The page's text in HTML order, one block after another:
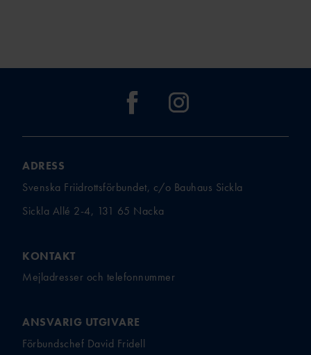
ADRESS
Svenska Friidrottsförbundet, c/o Bauhaus Sickla
Sickla Allé 2-4, 131 65 Nacka
KONTAKT
Mejladresser och telefonnummer
ANSVARIG UTGIVARE
Förbundschef David Fridell